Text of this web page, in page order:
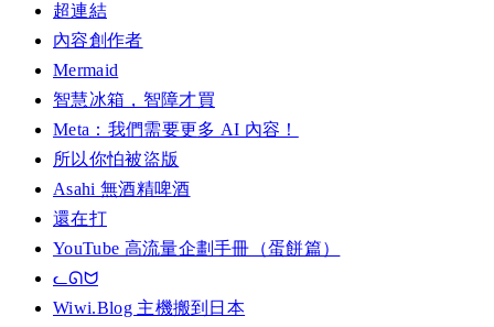
超連結
內容創作者
Mermaid
智慧冰箱，智障才買
Meta：我們需要更多 AI 內容！
所以你怕被盜版
Asahi 無酒精啤酒
還在打
YouTube 高流量企劃手冊（蛋餅篇）
ᓚᘏᗢ
Wiwi.Blog 主機搬到日本